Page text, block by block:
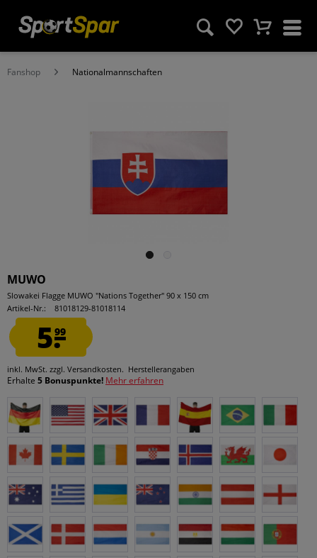
Fanshop Nationalmannschaften
MUWO
Slowakei Flagge MUWO "Nations Together" 90 x 150 cm
Artikel-Nr.:
81018129-81018114
5.99
inkl. MwSt. zzgl. Versandkosten. Herstellerangaben
Erhalte 5 Bonuspunkte! Mehr erfahren